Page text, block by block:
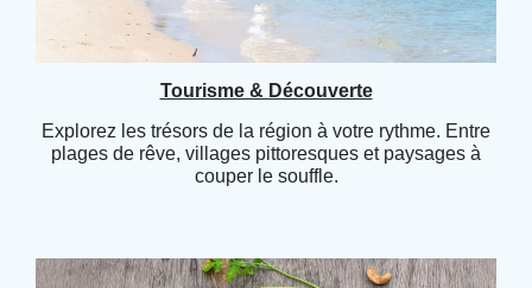
Tourisme & Découverte
Explorez les trésors de la région à votre rythme. Entre
plages de rêve, villages pittoresques et paysages à
couper le souffle.